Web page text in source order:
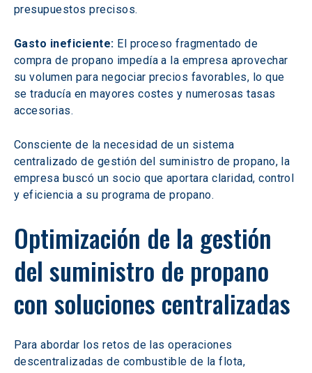
presupuestos precisos.
Gasto ineficiente: El proceso fragmentado de
compra de propano impedía a la empresa aprovechar
su volumen para negociar precios favorables, lo que
se traducía en mayores costes y numerosas tasas
accesorias.
Consciente de la necesidad de un sistema
centralizado de gestión del suministro de propano, la
empresa buscó un socio que aportara claridad, control
y eficiencia a su programa de propano.
Optimización de la gestión
del suministro de propano
con soluciones centralizadas
Para abordar los retos de las operaciones
descentralizadas de combustible de la flota,